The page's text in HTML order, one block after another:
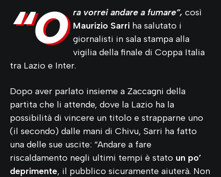
“O ra vorrei andare a fumare”, così
Maurizio Sarri ha salutato i
giornalisti in sala stampa alla
vigilia della finale di Coppa Italia
tra Lazio e Inter.
Dopo aver parlato insieme a Zaccagni della
partita che li attende, dove la Lazio ha la
possibilità di vincere un titolo e strapparne uno
(il secondo) dalle mani di Chivu, Sarri ha fatto
una delle sue uscite: “Andare a fare
riscaldamento negli ultimi tempi è stato un po’
deprimente, il pubblico sicuramente aiuterà. Non